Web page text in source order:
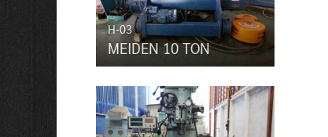
H-03
MEIDEN 10 TON